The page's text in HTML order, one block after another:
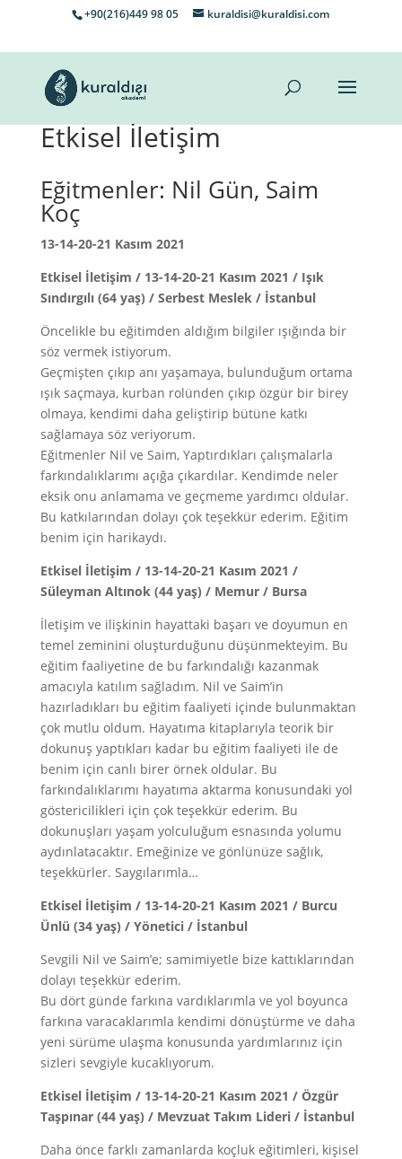
+90(216)449 98 05 kuraldisi@kuraldisi.com
Etkisel İletişim
Eğitmenler: Nil Gün, Saim
Koç
13-14-20-21 Kasım 2021
Etkisel İletişim / 13-14-20-21 Kasım 2021 / Işık
Sındırgılı (64 yaş) / Serbest Meslek / İstanbul
Öncelikle bu eğitimden aldığım bilgiler ışığında bir
söz vermek istiyorum.
Geçmişten çıkıp anı yaşamaya, bulunduğum ortama
ışık saçmaya, kurban rolünden çıkıp özgür bir birey
olmaya, kendimi daha geliştirip bütüne katkı
sağlamaya söz veriyorum.
Eğitmenler Nil ve Saim, Yaptırdıkları çalışmalarla
farkındalıklarımı açığa çıkardılar. Kendimde neler
eksik onu anlamama ve geçmeme yardımcı oldular.
Bu katkılarından dolayı çok teşekkür ederim. Eğitim
benim için harikaydı.
Etkisel İletişim / 13-14-20-21 Kasım 2021 /
Süleyman Altınok (44 yaş) / Memur / Bursa
İletişim ve ilişkinin hayattaki başarı ve doyumun en
temel zeminini oluşturduğunu düşünmekteyim. Bu
eğitim faaliyetine de bu farkındalığı kazanmak
amacıyla katılım sağladım. Nil ve Saim’in
hazırladıkları bu eğitim faaliyeti içinde bulunmaktan
çok mutlu oldum. Hayatıma kitaplarıyla teorik bir
dokunuş yaptıkları kadar bu eğitim faaliyeti ile de
benim için canlı birer örnek oldular. Bu
farkındalıklarımı hayatıma aktarma konusundaki yol
göstericilikleri için çok teşekkür ederim. Bu
dokunuşları yaşam yolculuğum esnasında yolumu
aydınlatacaktır. Emeğinize ve gönlünüze sağlık,
teşekkürler. Saygılarımla…
Etkisel İletişim / 13-14-20-21 Kasım 2021 / Burcu
Ünlü (34 yaş) / Yönetici / İstanbul
Sevgili Nil ve Saim’e; samimiyetle bize kattıklarından
dolayı teşekkür ederim.
Bu dört günde farkına vardıklarımla ve yol boyunca
farkına varacaklarımla kendimi dönüştürme ve daha
yeni sürüme ulaşma konusunda yardımlarınız için
sizleri sevgiyle kucaklıyorum.
Etkisel İletişim / 13-14-20-21 Kasım 2021 / Özgür
Taşpınar (44 yaş) / Mevzuat Takım Lideri / İstanbul
Daha önce farklı zamanlarda koçluk eğitimleri, kişisel